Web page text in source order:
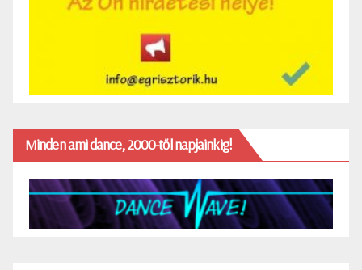
Minden ami dance, 2000-től napjainkig!